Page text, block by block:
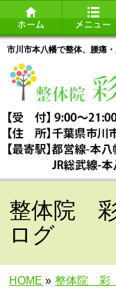
市川市本八幡で整体、腰痛
整体院
ログ
HOME » 整体院 彩